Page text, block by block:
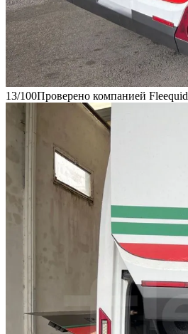
13/100Проверено компанией Fleequid